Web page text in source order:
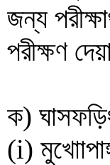
জন্য
পরীক্ষণ
ক)
(i)